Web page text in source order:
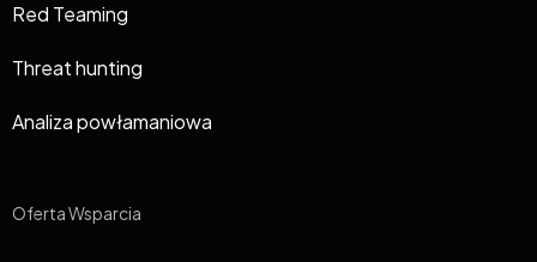
Red Teaming
Threat hunting
Analiza powłamaniowa
Oferta Wsparcia